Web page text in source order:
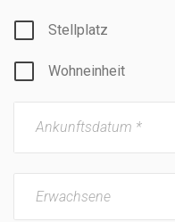
Stellplatz
Wohneinheit
Ankunftsdatum *
Erwachsene